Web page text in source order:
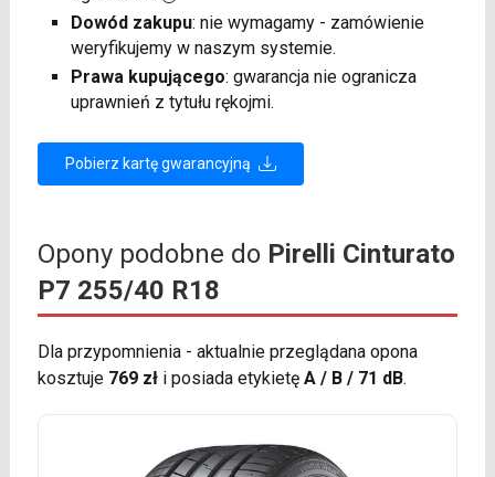
Dowód zakupu: nie wymagamy - zamówienie
weryfikujemy w naszym systemie.
Prawa kupującego: gwarancja nie ogranicza
uprawnień z tytułu rękojmi.
Pobierz kartę gwarancyjną
Opony podobne do Pirelli Cinturato
P7 255/40 R18
Dla przypomnienia - aktualnie przeglądana opona
kosztuje 769 złi posiada etykietę A / B / 71 dB.